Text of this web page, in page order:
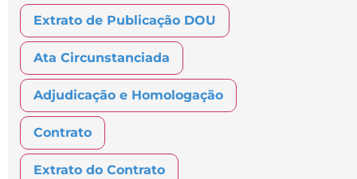
Extrato de Publicação DOU
Ata Circunstanciada
Adjudicação e Homologação
Contrato
Extrato do Contrato